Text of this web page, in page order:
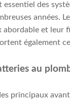
des
années.
et leur
également
au
principaux